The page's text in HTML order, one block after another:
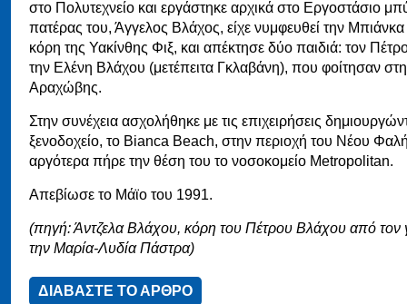
στο Πολυτεχνείο και εργάστηκε αρχικά στο Εργοστάσιο
πατέρας του, Άγγελος Βλάχος, είχε νυμφευθεί την
κόρη της Υακίνθης Φιξ, και απέκτησε δύο παιδιά: τον
την Ελένη Βλάχου (μετέπειτα Γκλαβάνη), που φοίτησαν
Αραχώβης.
Στην συνέχεια ασχολήθηκε με τις επιχειρήσεις
ξενοδοχείο, το Bianca Beach, στην περιοχή του Νέου
αργότερα πήρε την θέση του το νοσοκομείο Metropolitan.
Απεβίωσε το Μάϊο του 1991.
(πηγή: Άντζελα Βλάχου, κόρη του Πέτρου Βλάχου από τον
την Μαρία-Λυδία Πάστρα)
ΔΙΑΒΑΣΤΕ ΤΟ ΑΡΘΡΟ